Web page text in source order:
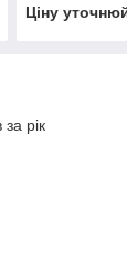
Ціну
за рік